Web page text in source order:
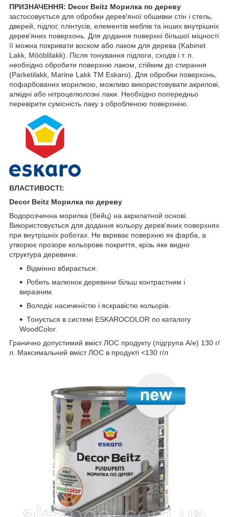
ПРИЗНАЧЕННЯ: Decor Beitz Морилка по дереву
застосовується для обробки дерев'яної обшивки стін і стель,
дверей, підлог, плінтусів, елементів меблів та інших внутрішніх
дерев'яних поверхонь. Для додання поверхні більшої міцності
її можна покривати воском або лаком для дерева (Kabinet
Lakk, Mööblilakk). Після тонування підлоги, сходів і т. п.
необхідно обробити поверхню лаком, стійким до стирання
(Parketilakk, Marine Lakk ТМ Eskaro). Для обробки поверхонь,
пофарбованих морилкою, можливо використовувати акрилові,
алкідні або нітроцелюлозні лаки. Необхідно попередньо
перевірити сумісність лаку з обробленою поверхнею.
ВЛАСТИВОСТІ:
Decor Beitz Морилка по дереву
Водорозчинна морилка (бейц) на акрилатной основі.
Використовується для додання кольору дерев'яних поверхнях
при внутрішніх роботах. Не вкриває поверхню як фарба, а
утворює прозоре кольорове покриття, крізь яке видно
структура деревини.
Відмінно вбирається.
Робить малюнок деревини більш контрастним і
виразним.
Володіє насиченістю і яскравістю кольорів.
Тонується в системі ESKAROCOLOR по каталогу
WoodColor.
Гранично допустимий вміст ЛОС продукту (підгрупа A/e) 130 г/
л. Максимальний вміст ЛОС в продукті <130 г/л